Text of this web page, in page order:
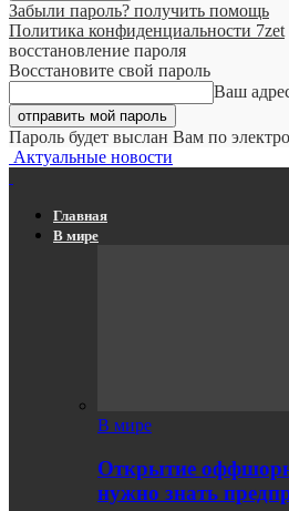
Забыли пароль? получить помощь
Политика конфиденциальности 7zet
восстановление пароля
Восстановите свой пароль
Ваш
Пароль будет выслан Вам по
Актуальные новости
Главная
В мире
В мире
Открытие
нужно знать